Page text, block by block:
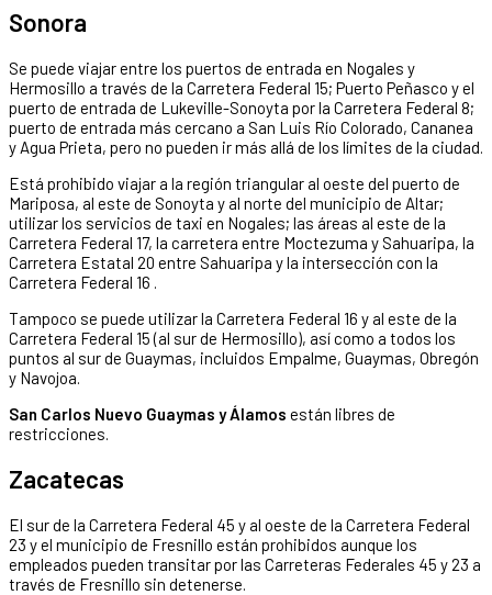
Sonora
Se puede viajar entre los puertos de entrada en Nogales y
Hermosillo a través de la Carretera Federal 15; Puerto Peñasco y el
puerto de entrada de Lukeville-Sonoyta por la Carretera Federal 8;
puerto de entrada más cercano a San Luis Río Colorado, Cananea
y Agua Prieta, pero no pueden ir más allá de los límites de la ciudad.
Está prohibido viajar a la región triangular al oeste del puerto de
Mariposa, al este de Sonoyta y al norte del municipio de Altar;
utilizar los servicios de taxi en Nogales; las áreas al este de la
Carretera Federal 17, la carretera entre Moctezuma y Sahuaripa, la
Carretera Estatal 20 entre Sahuaripa y la intersección con la
Carretera Federal 16 .
Tampoco se puede utilizar la Carretera Federal 16 y al este de la
Carretera Federal 15 (al sur de Hermosillo), así como a todos los
puntos al sur de Guaymas, incluidos Empalme, Guaymas, Obregón
y Navojoa.
San Carlos Nuevo Guaymas y Álamos están libres de
restricciones.
Zacatecas
El sur de la Carretera Federal 45 y al oeste de la Carretera Federal
23 y el municipio de Fresnillo están prohibidos aunque los
empleados pueden transitar por las Carreteras Federales 45 y 23 a
través de Fresnillo sin detenerse.